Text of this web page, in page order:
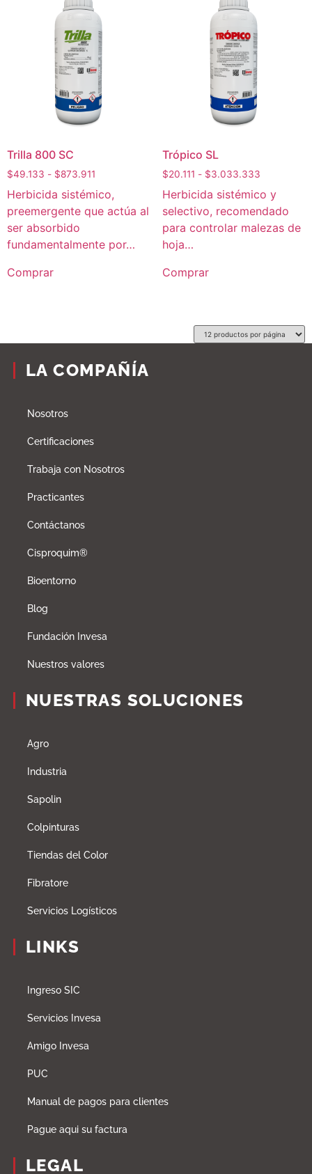
Trilla 800 SC
$49.133 - $873.911
Herbicida sistémico,
preemergente que actúa al
ser absorbido
fundamentalmente por…
Comprar
Trópico SL
$20.111 - $3.033.333
Herbicida sistémico y
selectivo, recomendado
para controlar malezas de
hoja…
Comprar
LA COMPAÑÍA
Nosotros
Certificaciones
Trabaja con Nosotros
Practicantes
Contáctanos
Cisproquim®
Bioentorno
Blog
Fundación Invesa
Nuestros valores
NUESTRAS SOLUCIONES
Agro
Industria
Sapolin
Colpinturas
Tiendas del Color
Fibratore
Servicios Logísticos
LINKS
Ingreso SIC
Servicios Invesa
Amigo Invesa
PUC
Manual de pagos para clientes
Pague aqui su factura
LEGAL